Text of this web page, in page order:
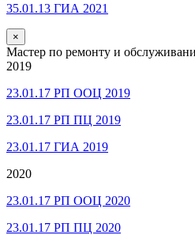
35.01.13 ГИА 2021
×
Мастер по ремонту и
2019
23.01.17 РП ООЦ 2019
23.01.17 РП ПЦ 2019
23.01.17 ГИА 2019
2020
23.01.17 РП ООЦ 2020
23.01.17 РП ПЦ 2020